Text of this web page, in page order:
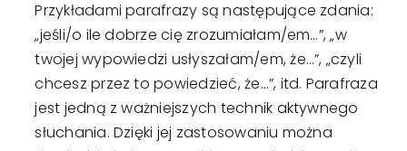
Przykładami parafrazy są następujące zdania:
„jeśli/o ile dobrze cię zrozumiałam/em…”, „w
twojej wypowiedzi usłyszałam/em, że…”, „czyli
chcesz przez to powiedzieć, że…”, itd. Parafraza
jest jedną z ważniejszych technik aktywnego
słuchania. Dzięki jej zastosowaniu można